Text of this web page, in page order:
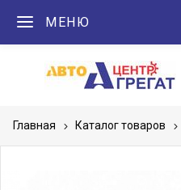
МЕНЮ
Главная Каталог товаров